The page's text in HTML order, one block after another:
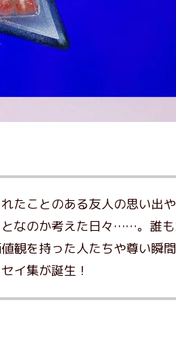
たことのある友人の思い出
なのか考えた日々……。誰
観を持った人たちや尊い瞬
イ集が誕生！